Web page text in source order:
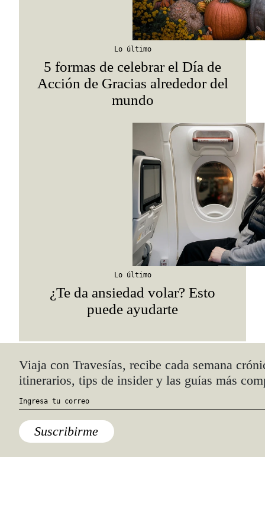
Lo último
5 formas de celebrar el Día de
Acción de Gracias alrededor del
mundo
Lo último
¿Te da ansiedad volar? Esto
puede ayudarte
Quiénes somos
Anúnciate con nosotros
hola@travesiasmedia.com